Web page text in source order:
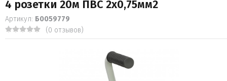
4 розетки 20м ПВС 2х0,75мм2
Артикул: Б0059779
(0 отзывов)